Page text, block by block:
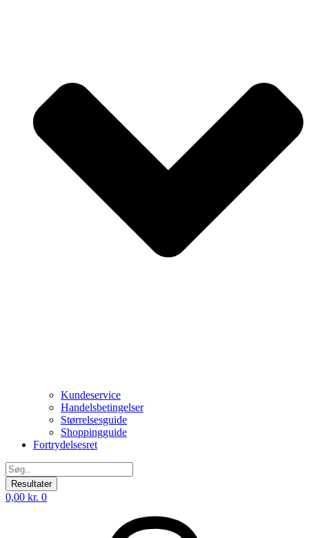
Kundeservice
Handelsbetingelser
Størrelsesguide
Shoppingguide
Fortrydelsesret
Search
...Resultater
0,00 kr. 0